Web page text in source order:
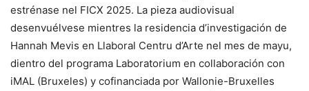
estrénase nel FICX 2025. La pieza audiovisual
desenvuélvese mientres la residencia d’investigación de
Hannah Mevis en Llaboral Centru d’Arte nel mes de mayu,
dientro del programa Laboratorium en collaboración con
iMAL (Bruxeles) y cofinanciada por Wallonie-Bruxelles